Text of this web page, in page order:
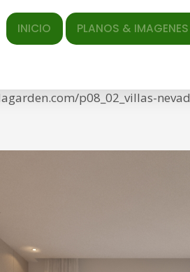
PLANOS & IMAGENES
</span> <span class="entry-
p08_02_villas-